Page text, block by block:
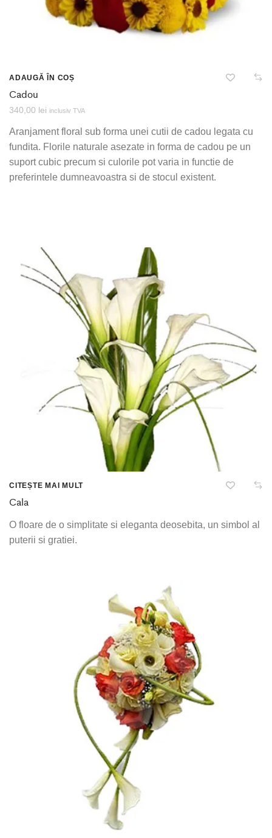
ADAUGĂ ÎN COȘ
Cadou
340,00 lei inclusiv TVA
Aranjament floral sub forma unei cutii de cadou legata cu
fundita. Florile naturale asezate in forma de cadou pe un
suport cubic precum si culorile pot varia in functie de
preferintele dumneavoastra si de stocul existent.
CITEȘTE MAI MULT
Cala
O floare de o simplitate si eleganta deosebita, un simbol al
puterii si gratiei.